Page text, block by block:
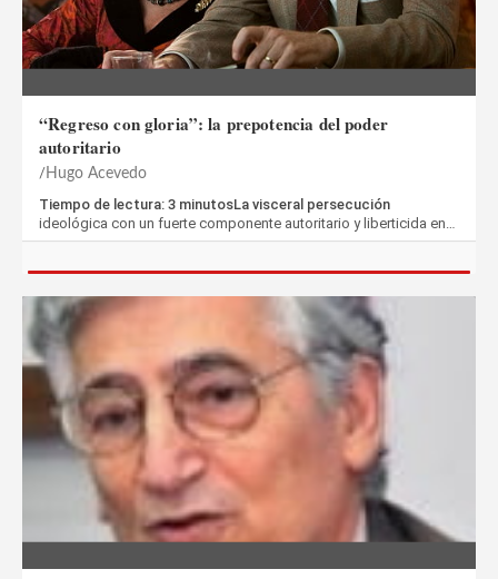
“Regreso con gloria”: la prepotencia del poder
autoritario
Hugo Acevedo
Tiempo de lectura: 3 minutosLa visceral persecución
ideológica con un fuerte componente autoritario y liberticida en…